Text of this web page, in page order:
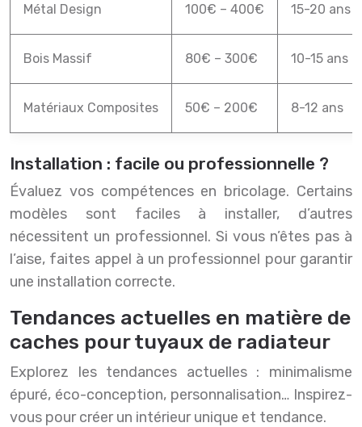
Métal Design 100€ – 400€ 15-20 ans
Bois Massif 80€ – 300€ 10-15 ans
Matériaux Composites 50€ – 200€ 8-12 ans
Installation : facile ou professionnelle ?
Évaluez vos compétences en bricolage. Certains
modèles sont faciles à installer, d’autres
nécessitent un professionnel. Si vous n’êtes pas à
l’aise, faites appel à un professionnel pour garantir
une installation correcte.
Tendances actuelles en matière de
caches pour tuyaux de radiateur
Explorez les tendances actuelles : minimalisme
épuré, éco-conception, personnalisation… Inspirez-
vous pour créer un intérieur unique et tendance.